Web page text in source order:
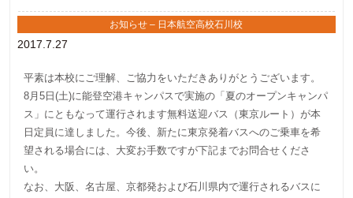
2017.7.27
お知らせ – 日本航空高校石川校
平素は本校にご理解、ご協力をいただきありがとうございます。
8月5日(土)に能登空港キャンパスで実施の「夏のオープンキャンパ
ス」にともなって運行されます無料送迎バス（東京ルート）が本
日定員に達しました。今後、新たに東京発着バスへのご乗車を希
望される場合には、大変お手数ですが下記までお問合せくださ
い。
なお、大阪、名古屋、京都発および石川県内で運行されるバスに